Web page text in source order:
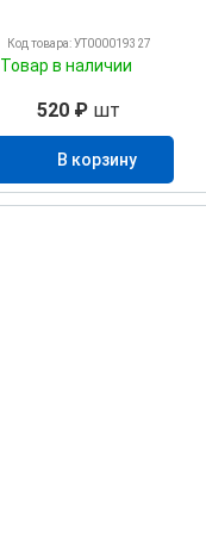
Код товара: УТ000019327
Товар в наличии
520 ₽ шт
В корзину